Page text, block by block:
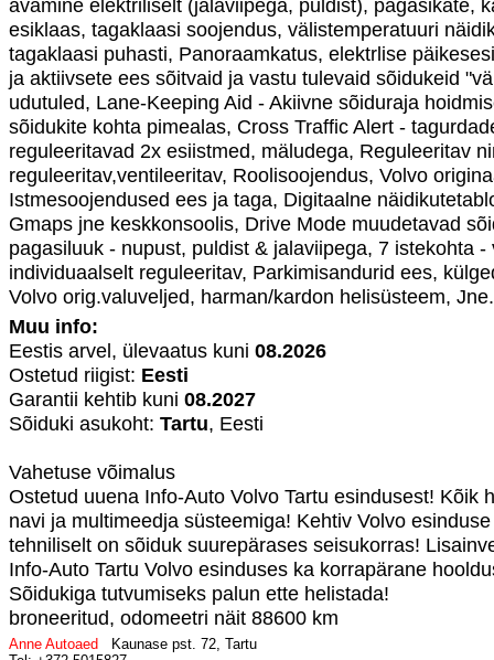
avamine elektriliselt (jalaviipega, puldist), pagasikate,
esiklaas, tagaklaasi soojendus, välistemperatuuri
tagaklaasi puhasti, Panoraamkatus, elektrlise
ja aktiivsete ees sõitvaid ja vastu tulevaid sõidukeid
udutuled, Lane-Keeping Aid - Akiivne sõiduraja
sõidukite kohta pimealas, Cross Traffic Alert -
reguleeritavad 2x esiistmed, mäludega, Reguleeritav
reguleeritav,ventileeritav, Roolisoojendus, Volvo
Istmesoojendused ees ja taga, Digitaalne
Gmaps jne keskkonsoolis, Drive Mode muudetavad
pagasiluuk - nupust, puldist & jalaviipega, 7 istekohta
individuaalselt reguleeritav, Parkimisandurid ees,
Volvo orig.valuveljed, harman/kardon helisüsteem, Jne.
Muu info:
Eestis arvel, ülevaatus kuni 08.2026
Ostetud riigist: Eesti
Garantii kehtib kuni 08.2027
Sõiduki asukoht: Tartu, Eesti
Vahetuse võimalus
Ostetud uuena Info-Auto Volvo Tartu esindusest!
navi ja multimeedja süsteemiga! Kehtiv Volvo
tehniliselt on sõiduk suurepärases seisukorras!
Info-Auto Tartu Volvo esinduses ka korrapärane
Sõidukiga tutvumiseks palun ette helistada!
broneeritud, odomeetri näit 88600 km
Anne Autoaed Kaunase pst. 72, Tartu